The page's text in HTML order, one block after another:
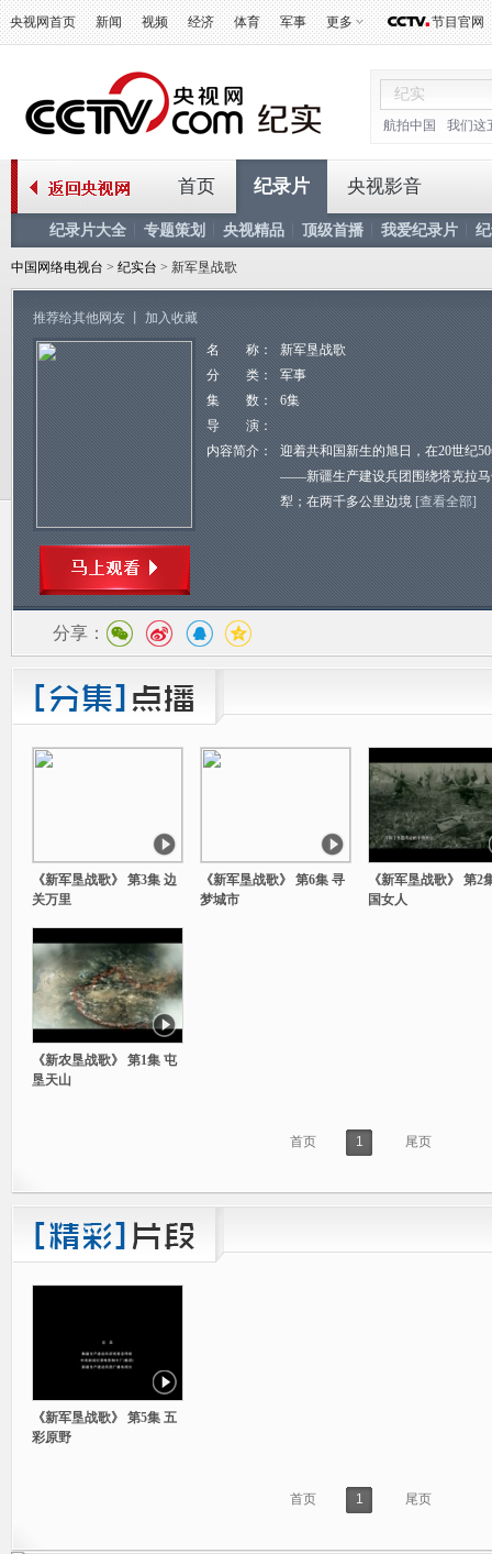
央视网首页 新闻 视频 经济 体育 军事 更多 节目官网
航拍中国 我们这
首页 纪录片
纪录片大全 专题策划 央视精品 顶级首播 我爱纪录片
央视影音
中国网络电视台 > 纪实台 > 新军垦战歌
推荐给其他网友 加入收藏
名 称：
新军垦战歌
分 类：
军事
集 数：
6集
导 演：
内容简介：
迎着共和国新生的旭日，在20世纪
――新疆生产建设兵团围绕塔克拉
犁；在两千多公里边境 [查看全部]
分享：
《新军垦战歌》 第3集 边
关万里
《新军垦战歌》 第6集 寻
梦城市
《新军垦战歌》 第2
国女人
《新农垦战歌》 第1集 屯
垦天山
首页 1 尾页
《新军垦战歌》 第5集 五
彩原野
首页 1 尾页